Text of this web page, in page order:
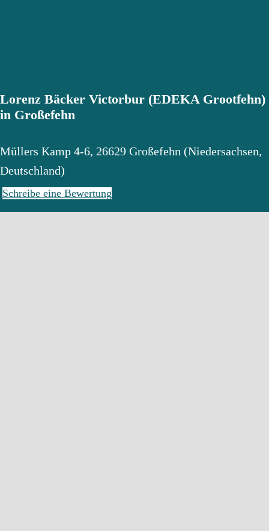
Lorenz Bäcker Victorbur (EDEKA Grootfehn)
in Großefehn
Müllers Kamp 4-6, 26629 Großefehn (Niedersachsen,
Deutschland)
Schreibe eine Bewertung